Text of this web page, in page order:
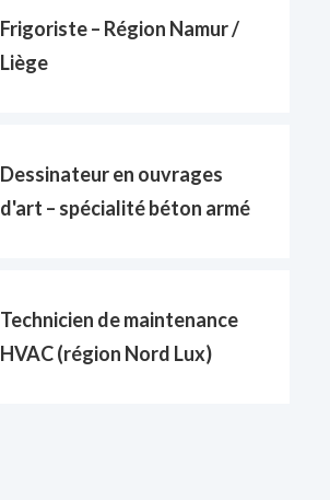
Frigoriste – Région Namur /
Liège
Dessinateur en ouvrages
d'art – spécialité béton armé
Technicien de maintenance
HVAC (région Nord Lux)